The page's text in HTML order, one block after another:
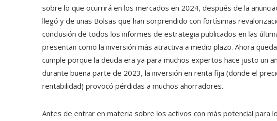
sobre lo que ocurrirá en los mercados en 2024, después de la
llegó y de unas Bolsas que han sorprendido con fortísimas
conclusión de todos los informes de estrategia publicados en las
presentan como la inversión más atractiva a medio plazo. Ahora
cumple porque la deuda era ya para muchos expertos hace justo un
durante buena parte de 2023, la inversión en renta fija (donde el
rentabilidad) provocó pérdidas a muchos ahorradores.
Antes de entrar en materia sobre los activos con más potencial para